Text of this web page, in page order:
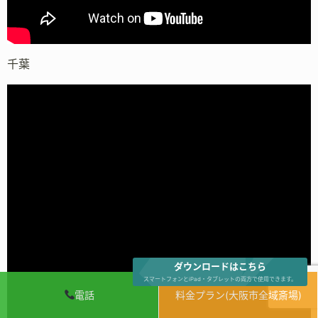
電話 料金プラン(大阪市全域斎場)
千葉
ダウンロードはこちら
スマートフォンとiPad・タブレットの両方で使用できます。